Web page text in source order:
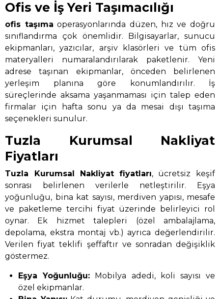
Ofis ve İş Yeri Taşımacılığı
ofis taşıma operasyonlarında düzen, hız ve doğru
sınıflandırma çok önemlidir. Bilgisayarlar, sunucu
ekipmanları, yazıcılar, arşiv klasörleri ve tüm ofis
materyalleri numaralandırılarak paketlenir. Yeni
adrese taşınan ekipmanlar, önceden belirlenen
yerleşim planına göre konumlandırılır. İş
süreçlerinde aksama yaşanmaması için talep eden
firmalar için hafta sonu ya da mesai dışı taşıma
seçenekleri sunulur.
Tuzla Kurumsal Nakliyat
Fiyatları
Tuzla Kurumsal Nakliyat fiyatları, ücretsiz keşif
sonrası belirlenen verilerle netleştirilir. Eşya
yoğunluğu, bina kat sayısı, merdiven yapısı, mesafe
ve paketleme tercihi fiyat üzerinde belirleyici rol
oynar. Ek hizmet talepleri (özel ambalajlama,
depolama, ekstra montaj vb.) ayrıca değerlendirilir.
Verilen fiyat teklifi şeffaftır ve sonradan değişiklik
göstermez.
Eşya Yoğunluğu: Mobilya adedi, koli sayısı ve
özel ekipmanlar.